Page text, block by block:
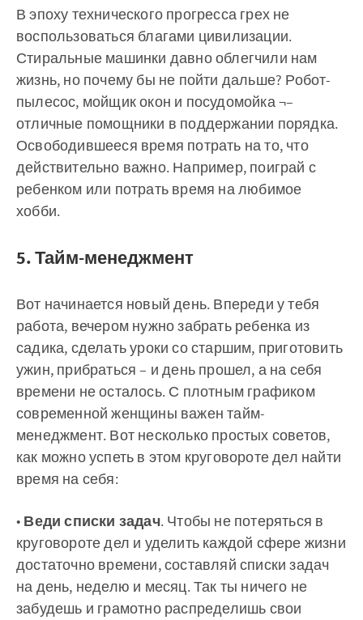
В эпоху технического прогресса грех не
воспользоваться благами цивилизации.
Стиральные машинки давно облегчили нам
жизнь, но почему бы не пойти дальше? Робот-
пылесос, мойщик окон и посудомойка ¬–
отличные помощники в поддержании порядка.
Освободившееся время потрать на то, что
действительно важно. Например, поиграй с
ребенком или потрать время на любимое
хобби.
5. Тайм-менеджмент
Вот начинается новый день. Впереди у тебя
работа, вечером нужно забрать ребенка из
садика, сделать уроки со старшим, приготовить
ужин, прибраться – и день прошел, а на себя
времени не осталось. С плотным графиком
современной женщины важен тайм-
менеджмент. Вот несколько простых советов,
как можно успеть в этом круговороте дел найти
время на себя:
• Веди списки задач. Чтобы не потеряться в
круговороте дел и уделить каждой сфере жизни
достаточно времени, составляй списки задач
на день, неделю и месяц. Так ты ничего не
забудешь и грамотно распределишь свои